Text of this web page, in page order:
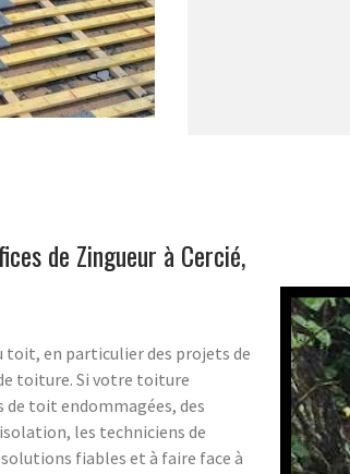
de Zingueur à Cercié,
toit, en particulier des projets de
toiture. Si votre toiture
toit endommagées, des
les techniciens de
fiables et à faire face à